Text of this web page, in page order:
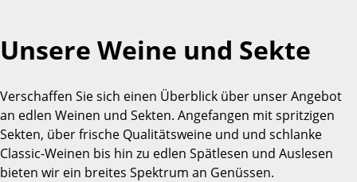
Unsere Weine und Sekte
Verschaffen Sie sich einen Überblick über unser Angebot
an edlen Weinen und Sekten. Angefangen mit spritzigen
Sekten, über frische Qualitätsweine und und schlanke
Classic-Weinen bis hin zu edlen Spätlesen und Auslesen
bieten wir ein breites Spektrum an Genüssen.